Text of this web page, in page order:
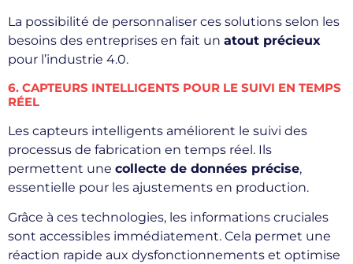
La possibilité de personnaliser ces solutions selon les
besoins des entreprises en fait un atout précieux
pour l’industrie 4.0.
6. CAPTEURS INTELLIGENTS POUR LE SUIVI EN TEMPS
RÉEL
Les capteurs intelligents améliorent le suivi des
processus de fabrication en temps réel. Ils
permettent une collecte de données précise,
essentielle pour les ajustements en production.
Grâce à ces technologies, les informations cruciales
sont accessibles immédiatement. Cela permet une
réaction rapide aux dysfonctionnements et optimise